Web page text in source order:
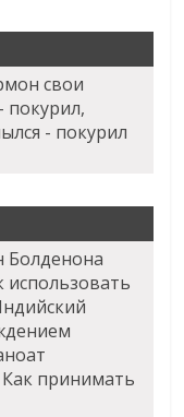
свои
покурил,
- покурил
Болденона
использовать
Как принимать